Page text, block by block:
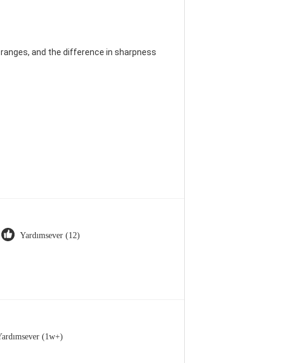
and the difference in sharpness
Yardımsever (12)
(1w+)